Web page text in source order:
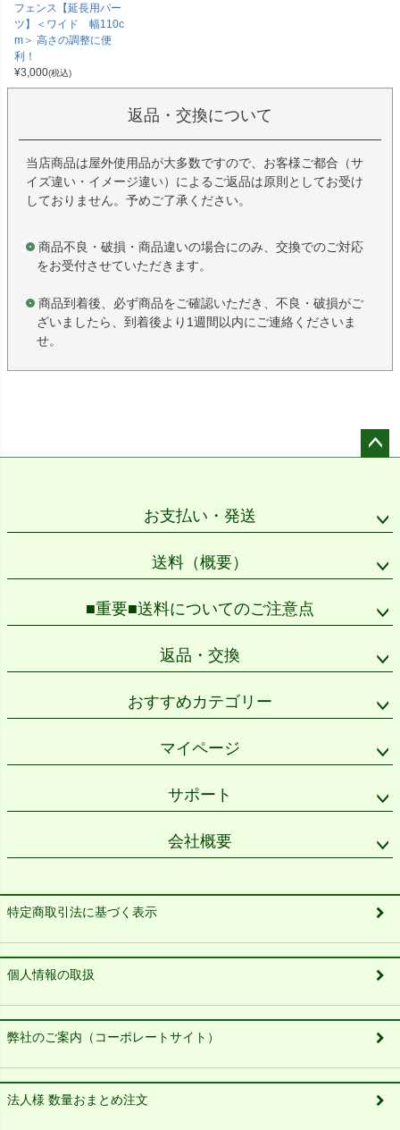
フェンス【延長用パー
ツ】＜ワイド 幅110c
m＞ 高さの調整に便
利！
¥3,000(税込)
返品・交換について
当店商品は屋外使用品が大多数ですので、お客様ご都合（サ
イズ違い・イメージ違い）によるご返品は原則としてお受け
しておりません。予めご了承ください。
商品不良・破損・商品違いの場合にのみ、交換でのご対応
をお受付させていただきます。
商品到着後、必ず商品をご確認いただき、不良・破損がご
ざいましたら、到着後より1週間以内にご連絡くださいま
せ。
お支払い・発送
送料（概要）
■重要■送料についてのご注意点
返品・交換
おすすめカテゴリー
マイページ
サポート
会社概要
特定商取引法に基づく表示
個人情報の取扱
弊社のご案内（コーポレートサイト）
法人様 数量おまとめ注文